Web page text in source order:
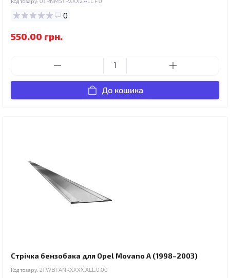
0
550.00 грн.
До кошика
Стрічка бензобака для Opel Movano A (1998–2003)
Код товару: 21.WBTANKXXXX.ALL.0.00